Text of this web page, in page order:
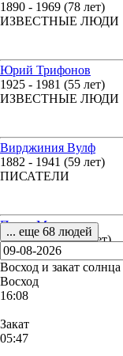
1890 - 1969 (78 лет)
ИЗВЕСТНЫЕ ЛЮДИ
Юрий Трифонов
1925 - 1981 (55 лет)
ИЗВЕСТНЫЕ ЛЮДИ
Вирджиния Вулф
1882 - 1941 (59 лет)
ПИСАТЕЛИ
Павел Мочалов
1800 - 2018 (217 лет)
ИЗВЕСТНЫЕ ЛЮДИ
... еще 68 людей
Восход и закат солнца
Восход
16:08
Закат
05:47